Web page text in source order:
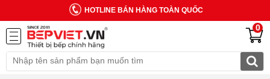
HOTLINE BÁN HÀNG TOÀN QUỐC
0